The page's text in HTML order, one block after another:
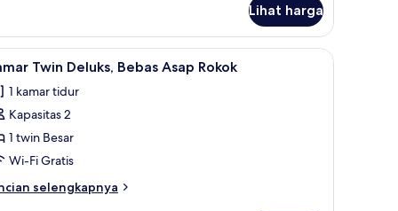
Lihat harga
| Meja kerja, Wi-Fi gratis, dan didekorasi berbeda-beda
Meja kerja, Wi-Fi gratis, dan didekorasi
5 Twin Deluks, Bebas Asap Rokok
1 kamar tidur
Kapasitas 2
1 twin Besar
Wi-Fi Gratis
selengkapnya